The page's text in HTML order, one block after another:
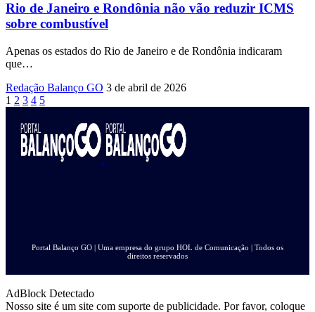
Rio de Janeiro e Rondônia não vão reduzir ICMS
sobre combustível
Apenas os estados do Rio de Janeiro e de Rondônia indicaram
que…
Redação Balanço GO 3 de abril de 2026
1 2 3 4 5
Portal Balanço GO | Uma empresa do grupo HOL de Comunicação | Todos os
direitos reservados
AdBlock Detectado
Nosso site é um site com suporte de publicidade. Por favor, coloque